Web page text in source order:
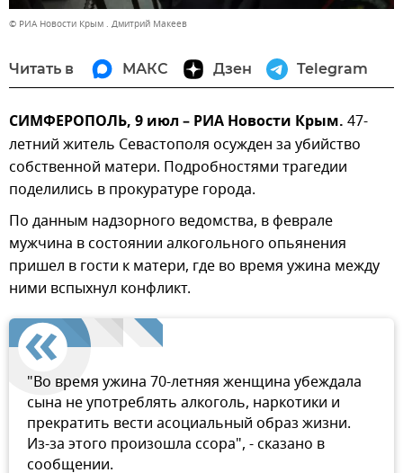
© РИА Новости Крым . Дмитрий Макеев
Читать в МАКС Дзен Telegram
СИМФЕРОПОЛЬ, 9 июл – РИА Новости Крым. 47-
летний житель Севастополя осужден за убийство
собственной матери. Подробностями трагедии
поделились в прокуратуре города.
По данным надзорного ведомства, в феврале
мужчина в состоянии алкогольного опьянения
пришел в гости к матери, где во время ужина между
ними вспыхнул конфликт.
"Во время ужина 70-летняя женщина убеждала
сына не употреблять алкоголь, наркотики и
прекратить вести асоциальный образ жизни.
Из-за этого произошла ссора", - сказано в
сообщении.